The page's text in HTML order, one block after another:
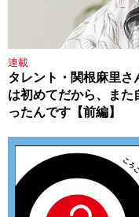
連載
タレント・関根麻里
は初めてだから、ま
ったんです【前編】